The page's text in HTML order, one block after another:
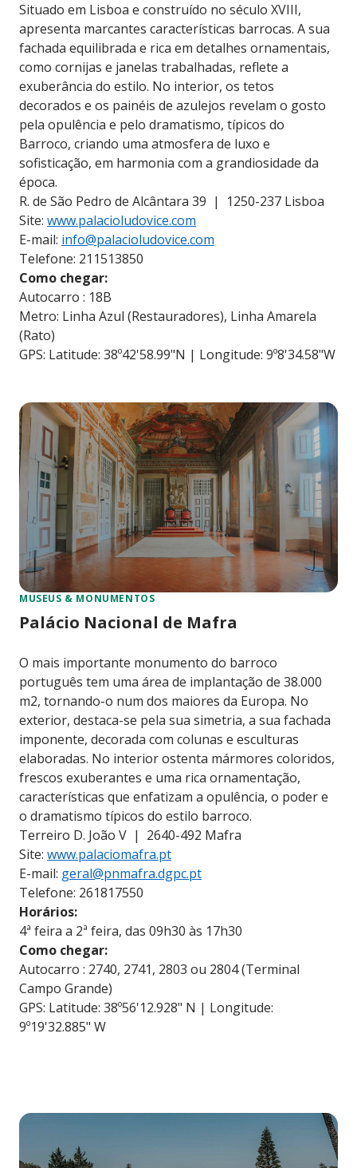
Situado em Lisboa e construído no século XVIII,
apresenta marcantes características barrocas. A sua
fachada equilibrada e rica em detalhes ornamentais,
como cornijas e janelas trabalhadas, reflete a
exuberância do estilo. No interior, os tetos
decorados e os painéis de azulejos revelam o gosto
pela opulência e pelo dramatismo, típicos do
Barroco, criando uma atmosfera de luxo e
sofisticação, em harmonia com a grandiosidade da
época.
R. de São Pedro de Alcântara 39 | 1250-237 Lisboa
Site: www.palacioludovice.com
E-mail: info@palacioludovice.com
Telefone: 211513850
Como chegar:
Autocarro : 18B
Metro: Linha Azul (Restauradores), Linha Amarela
(Rato)
GPS: Latitude: 38º42'58.99"N | Longitude: 9º8'34.58"W
MUSEUS & MONUMENTOS
Palácio Nacional de Mafra
O mais importante monumento do barroco
português tem uma área de implantação de 38.000
m2, tornando-o num dos maiores da Europa. No
exterior, destaca-se pela sua simetria, a sua fachada
imponente, decorada com colunas e esculturas
elaboradas. No interior ostenta mármores coloridos,
frescos exuberantes e uma rica ornamentação,
características que enfatizam a opulência, o poder e
o dramatismo típicos do estilo barroco.
Terreiro D. João V | 2640-492 Mafra
Site: www.palaciomafra.pt
E-mail: geral@pnmafra.dgpc.pt
Telefone: 261817550
Horários:
4ª feira a 2ª feira, das 09h30 às 17h30
Como chegar:
Autocarro : 2740, 2741, 2803 ou 2804 (Terminal
Campo Grande)
GPS: Latitude: 38º56'12.928" N | Longitude:
9º19'32.885" W